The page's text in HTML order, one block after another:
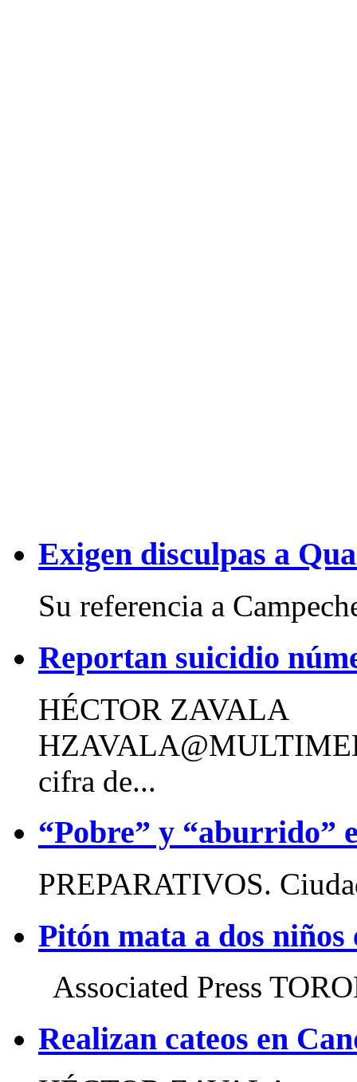
Exigen disculpas a
Su referencia a
Reportan suicidio
HÉCTOR ZAVALA
cifra de...
“Pobre” y “aburrido”
PREPARATIVOS.
Pitón mata a dos niños
Associated Press
Realizan cateos en